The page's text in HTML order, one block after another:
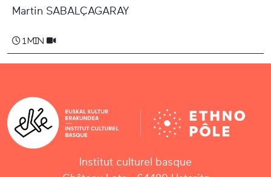
Martin SABALÇAGARAY
1 min
Institut culturel basque